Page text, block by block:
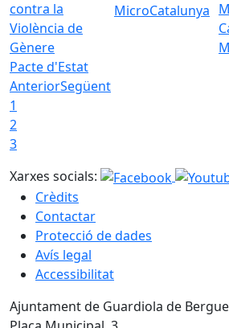
Pacte d'Estat
MicroCatalunya
AnteriorSegüent
1
2
3
Xarxes socials:
Crèdits
Contactar
Protecció de dades
Avís legal
Accessibilitat
Ajuntament de Guardiola de